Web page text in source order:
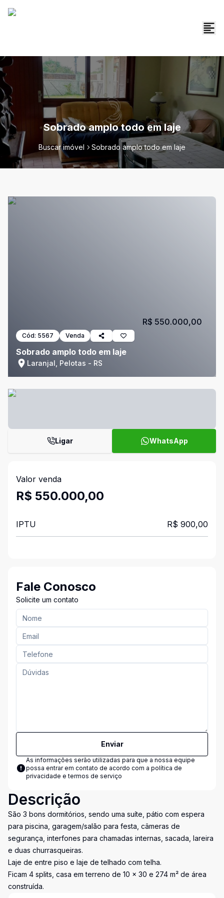
Sobrado amplo todo em laje
Buscar imóvel Sobrado amplo todo em laje
Cód: 5567 Venda
Sobrado amplo todo em laje
Laranjal, Pelotas - RS
R$ 550.000,00
Ligar WhatsApp
Valor venda
R$ 550.000,00
IPTU R$ 900,00
Fale Conosco
Solicite um contato
Enviar
As informações serão utilizadas para que a nossa equipe
possa entrar em contato de acordo com a política de
privacidade e termos de serviço
Descrição
São 3 bons dormitórios, sendo uma suíte, pátio com espera
para piscina, garagem/salão para festa, câmeras de
segurança, interfones para chamadas internas, sacada, lareira
e duas churrasqueiras.
Laje de entre piso e laje de telhado com telha.
Ficam 4 splits, casa em terreno de 10 x 30 e 274 m² de área
construída.